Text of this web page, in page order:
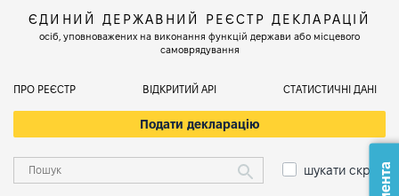
ЄДИНИЙ ДЕРЖАВНИЙ РЕЄСТР ДЕКЛАРАЦІЙ
осіб, уповноважених на виконання функцій держави або місцевого
самоврядування
ПРО РЕЄСТР ВІДКРИТИЙ АРІ СТАТИСТИЧНІ ДАНІ
Подати декларацію
шукати скрізь